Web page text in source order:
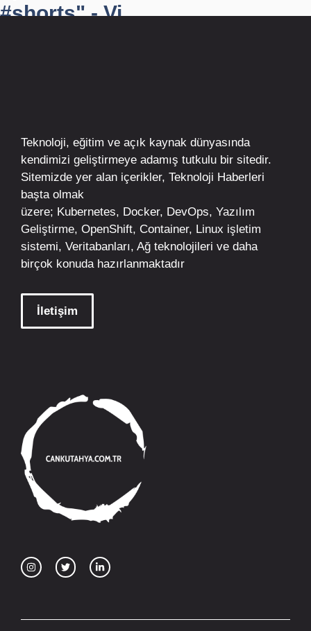
#shorts" - Vi...
Teknoloji, eğitim ve açık kaynak dünyasında
kendimizi geliştirmeye adamış tutkulu bir sitedir.
Sitemizde yer alan içerikler, Teknoloji Haberleri
başta olmak
üzere; Kubernetes, Docker, DevOps, Yazılım
Geliştirme, OpenShift, Container, Linux işletim
sistemi, Veritabanları, Ağ teknolojileri ve daha
birçok konuda hazırlanmaktadır
İletişim